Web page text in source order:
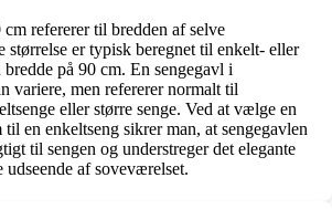
refererer til bredden af selve
størrelse er typisk beregnet til enkelt- eller
bredde på 90 cm. En sengegavl i
variere, men refererer normalt til
eller større senge. Ved at vælge en
til en enkeltseng sikrer man, at sengegavlen
til sengen og understreger det elegante
udseende af soveværelset.